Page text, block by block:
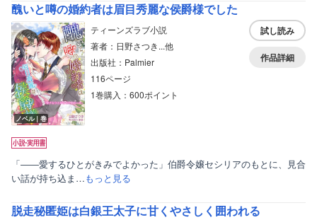
醜いと噂の婚約者は眉目秀麗な侯爵様でした
ノベル｜巻
ティーンズラブ小説
著者：日野さつき...他
出版社：Palmier
116ページ
1巻購入：600ポイント
試し読み
作品詳細
「――愛するひとがきみでよかった」伯爵令嬢セシリアのもとに、見合
い話が持ち込ま…もっと見る
脱走秘匿姫は白銀王太子に甘くやさしく囲われる